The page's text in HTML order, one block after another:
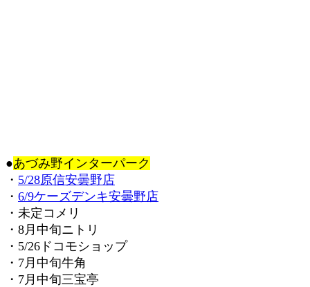
●あづみ野インターパーク
・ 5/28原信安曇野店
・ 6/9ケーズデンキ安曇野店
・未定コメリ
・8月中旬ニトリ
・5/26ドコモショップ
・7月中旬牛角
・7月中旬三宝亭